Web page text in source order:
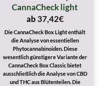
CannaCheck light
ab37,42€
Die CannaCheck Box Light enthält
die Analyse von essentiellen
Phytocannabinoiden. Diese
wesentlich günstigere Variante der
CannaCheck Box Classic bietet
ausschließlich die Analyse von CBD
und THC aus Blütenteilen. Die